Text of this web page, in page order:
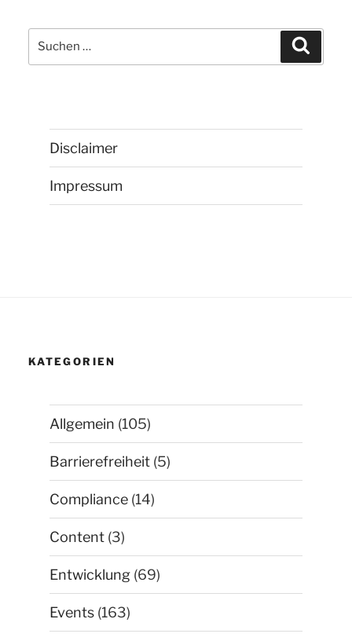
Suchen
nach:
Disclaimer
Impressum
KATEGORIEN
Allgemein (105)
Barrierefreiheit (5)
Compliance (14)
Content (3)
Entwicklung (69)
Events (163)